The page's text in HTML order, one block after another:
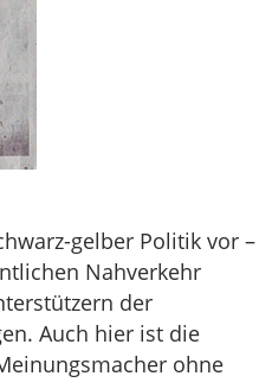
gelber Politik vor –
Nahverkehr
der
Auch hier ist die
ohne